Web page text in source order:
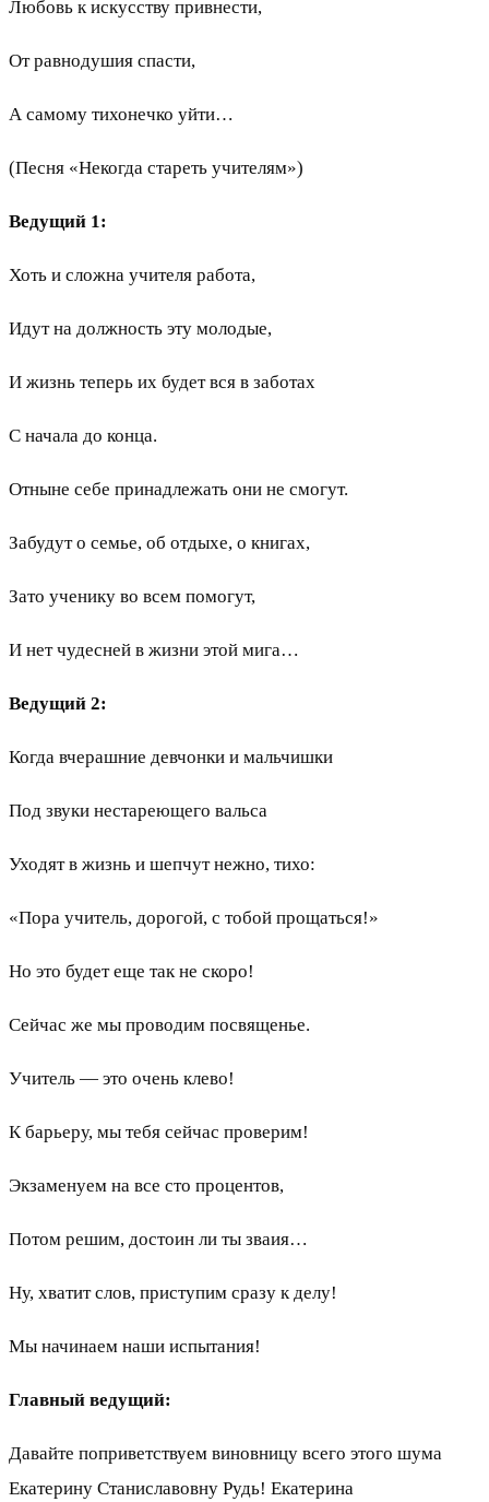
Любовь к искусству привнести,
От равнодушия спасти,
А самому тихонечко уйти…
(Песня «Некогда стареть учителям»)
Ведущий 1:
Хоть и сложна учителя работа,
Идут на должность эту молодые,
И жизнь теперь их будет вся в заботах
С начала до конца.
Отныне себе принадлежать они не смогут.
Забудут о семье, об отдыхе, о книгах,
Зато ученику во всем помогут,
И нет чудесней в жизни этой мига…
Ведущий 2:
Когда вчерашние девчонки и мальчишки
Под звуки нестареющего вальса
Уходят в жизнь и шепчут нежно, тихо:
«Пора учитель, дорогой, с тобой прощаться!»
Но это будет еще так не скоро!
Сейчас же мы проводим посвященье.
Учитель — это очень клево!
К барьеру, мы тебя сейчас проверим!
Экзаменуем на все сто процентов,
Потом решим, достоин ли ты зваия…
Ну, хватит слов, приступим сразу к делу!
Мы начинаем наши испытания!
Главный ведущий:
Давайте поприветствуем виновницу всего этого шума
Екатерину Станиславовну Рудь! Екатерина